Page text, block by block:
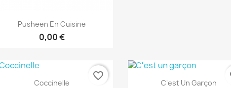
Aperçu rapide
Pusheen En Cuisine
0,00 €
Aperçu rapide
Coccinelle
favorite_border Aperçu rapide
C'est Un Garçon